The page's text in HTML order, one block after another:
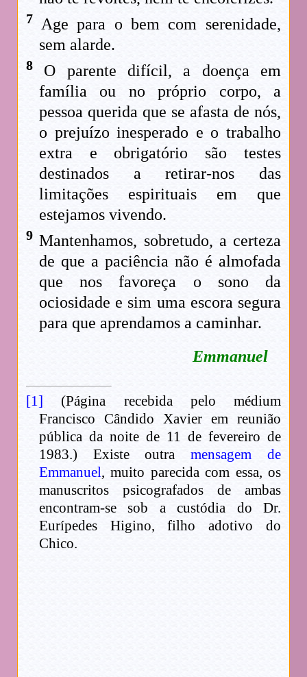
7 Age para o bem com serenidade,
sem alarde.
8 O parente difícil, a doença em
família ou no próprio corpo, a
pessoa querida que se afasta de nós,
o prejuízo inesperado e o trabalho
extra e obrigatório são testes
destinados a retirar-nos das
limitações espirituais em que
estejamos vivendo.
9 Mantenhamos, sobretudo, a certeza
de que a paciência não é almofada
que nos favoreça o sono da
ociosidade e sim uma escora segura
para que aprendamos a caminhar.
Emmanuel
[1] (Página recebida pelo médium
Francisco Cândido Xavier em reunião
pública da noite de 11 de fevereiro de
1983.) Existe outramensagem de
Emmanuel, muito parecida com essa, os
manuscritos psicografados de ambas
encontram-se sob a custódia do Dr.
Eurípedes Higino, filho adotivo do
Chico.